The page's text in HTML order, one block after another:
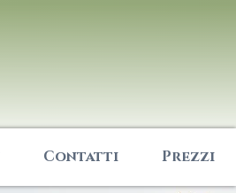
Contatti Prezzi